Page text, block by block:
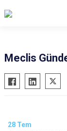
Meclis
28 Tem